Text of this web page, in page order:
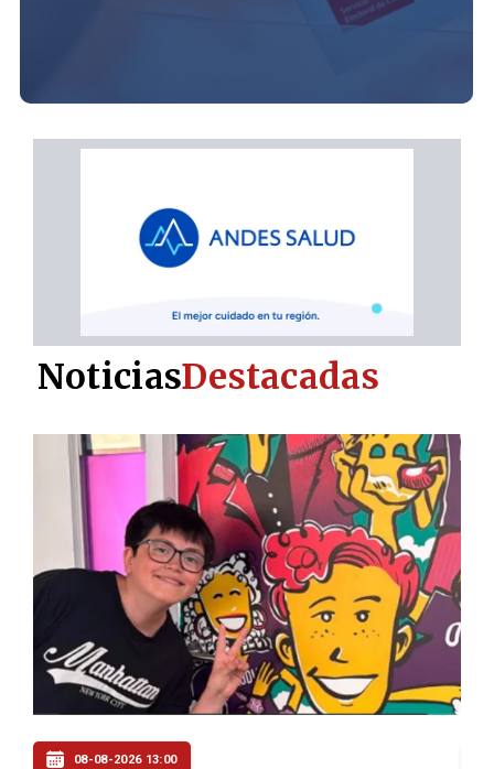
08-08-2026 12:00
NoticiasDestacadas